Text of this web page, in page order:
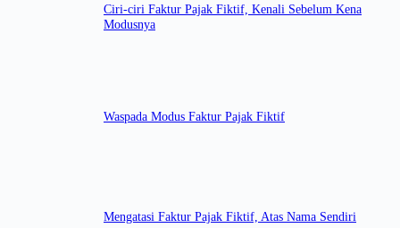
Ciri-ciri Faktur Pajak Fiktif, Kenali Sebelum Kena
Modusnya
Waspada Modus Faktur Pajak Fiktif
Mengatasi Faktur Pajak Fiktif, Atas Nama Sendiri